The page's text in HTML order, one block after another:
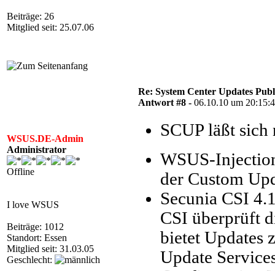
Beiträge: 26
Mitglied seit: 25.07.06
WSUS.DE-Admin
Administrator
Offline
I love WSUS
Beiträge: 1012
Standort: Essen
Mitglied seit: 31.03.05
Geschlecht:
Re: System Center Updates
Antwort #8 - 06.10.10 um
SCUP läßt
WSUS-
der Custom
Secunia CSI
CSI überprüft
bietet Updates
Update